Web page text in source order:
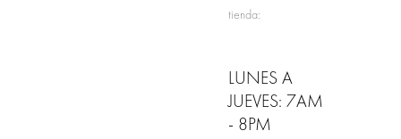
tienda:
LUNES A
JUEVES: 7AM
- 8PM